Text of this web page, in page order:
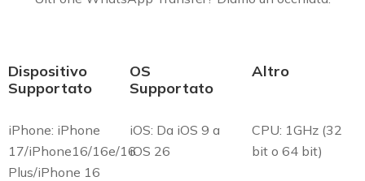
Dispositivo
Supportato
OS
Supportato
Altro
iPhone: iPhone
17/iPhone16/16e/16
Plus/iPhone 16
iOS: Da iOS 9 a
iOS 26
CPU: 1GHz (32
bit o 64 bit)